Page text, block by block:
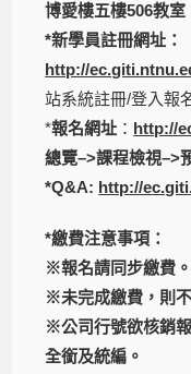
博愛樓五樓506教室
*新學員註冊網址：
http://
站系統註冊/登入報
*報名網址 ： http://
總覽–>課程檢視–>
*Q&A: http://e
*繳費注意事項：
※報名請同步繳費。
※未完成繳費，則
※公司行號欲核銷
全銜及統編。